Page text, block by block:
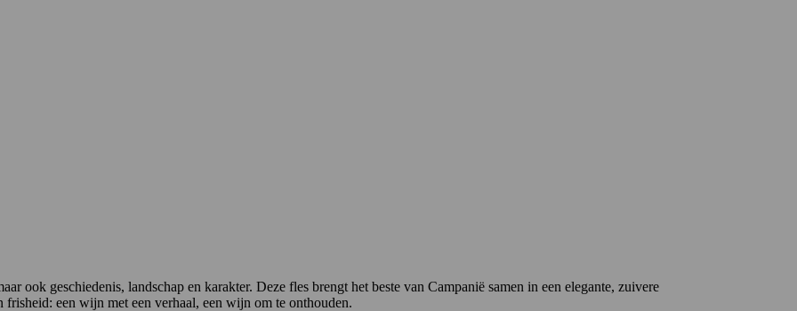
ook geschiedenis, landschap en karakter. Deze fles brengt het beste van Campanië samen in een elegante, zuivere
een wijn met een verhaal, een wijn om te onthouden.